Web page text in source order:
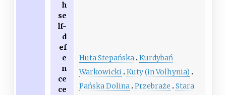
h
se
lf-
d
ef
e
n
ce
ce
Huta Stepańska Kurdybań
Warkowicki Kuty (in Volhynia)
Pańska Dolina Przebraże
Stara